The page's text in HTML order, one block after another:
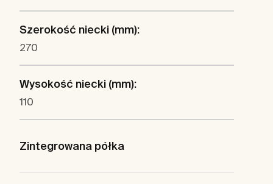
Szerokość niecki (mm):
270
Wysokość niecki (mm):
110
Zintegrowana półka